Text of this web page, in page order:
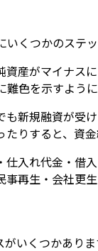
くつかのステ
産がマイナス
難色を示すよう
新規融資が受
りすると、資
入れ代金・借
再生・会社更
いくつかあり